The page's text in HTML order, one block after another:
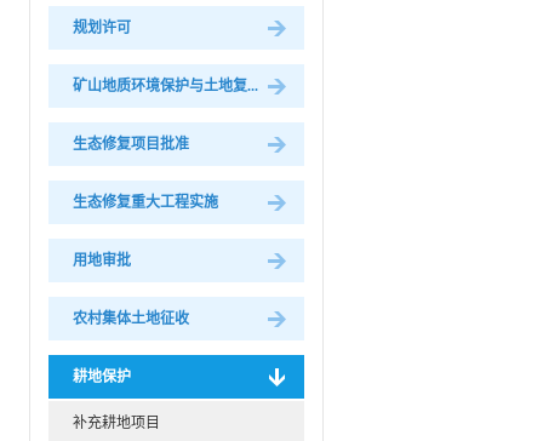
规划许可
矿山地质环境保护与土地复...
生态修复项目批准
生态修复重大工程实施
用地审批
农村集体土地征收
耕地保护
补充耕地项目